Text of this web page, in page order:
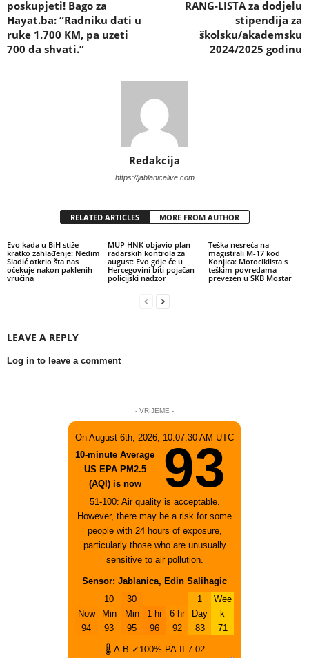
poskupjeti! Bago za
Hayat.ba: “Radniku dati u
ruke 1.700 KM, pa uzeti
700 da shvati.”
RANG-LISTA za dodjelu
stipendija za
školsku/akademsku
2024/2025 godinu
Redakcija
https://jablanicalive.com
RELATED ARTICLES MORE FROM AUTHOR
Evo kada u BiH stiže
kratko zahlađenje: Nedim
Sladić otkrio šta nas
očekuje nakon paklenih
vrućina
MUP HNK objavio plan
radarskih kontrola za
august: Evo gdje će u
Hercegovini biti pojačan
policijski nadzor
Teška nesreća na
magistrali M-17 kod
Konjica: Motociklista s
teškim povredama
prevezen u SKB Mostar
LEAVE A REPLY
Log in to leave a comment
- VRIJEME -
On August 6th, 2026, 10:07:30 AM UTC
10-minute Average
US EPA PM2.5
(AQI) is now
93
51-100: Air quality is acceptable.
However, there may be a risk for some
people with 24 hours of exposure,
particularly those who are unusually
sensitive to air pollution.
Sensor: Jablanica, Edin Salihagic
Now
94
10
Min
93
30
Min
95
1 hr
96
6 hr
92
1
Day
83
Wee
k
71
🌡 A B ✓100% PA-II
7.02